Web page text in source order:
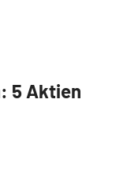
5 Aktien